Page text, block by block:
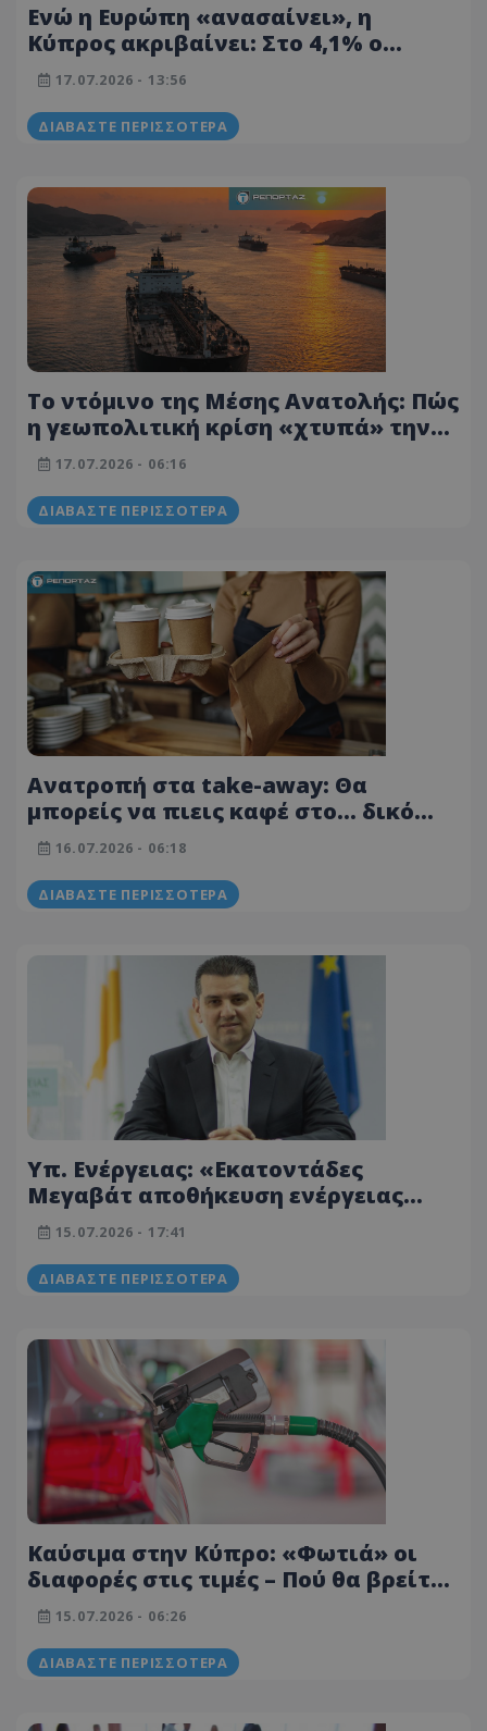
Ενώ η Ευρώπη «ανασαίνει», η
Κύπρος ακριβαίνει: Στο 4,1% ο
πληθωρισμός τον Ιούνιο
17.07.2026 - 13:56
ΔΙΑΒΆΣΤΕ ΠΕΡΙΣΣΌΤΕΡΑ
Το ντόμινο της Μέσης Ανατολής: Πώς
η γεωπολιτική κρίση «χτυπά» την
Κύπρο – Οι επιπτώσεις στα καύσιμα
17.07.2026 - 06:16
ΔΙΑΒΆΣΤΕ ΠΕΡΙΣΣΌΤΕΡΑ
Ανατροπή στα take-away: Θα
μπορείς να πιεις καφέ στο… δικό
σου ποτήρι - QR code και τέλος στις
συσκευασίες όπως τις ξέραμε
16.07.2026 - 06:18
ΔΙΑΒΆΣΤΕ ΠΕΡΙΣΣΌΤΕΡΑ
Υπ. Ενέργειας: «Εκατοντάδες
Μεγαβάτ αποθήκευση ενέργειας
μέχρι τέλος 2027»
15.07.2026 - 17:41
ΔΙΑΒΆΣΤΕ ΠΕΡΙΣΣΌΤΕΡΑ
Καύσιμα στην Κύπρο: «Φωτιά» οι
διαφορές στις τιμές – Πού θα βρείτε
τη φθηνότερη βενζίνη - Δείτε τα
πρατήρια Παγκύπρια
15.07.2026 - 06:26
ΔΙΑΒΆΣΤΕ ΠΕΡΙΣΣΌΤΕΡΑ